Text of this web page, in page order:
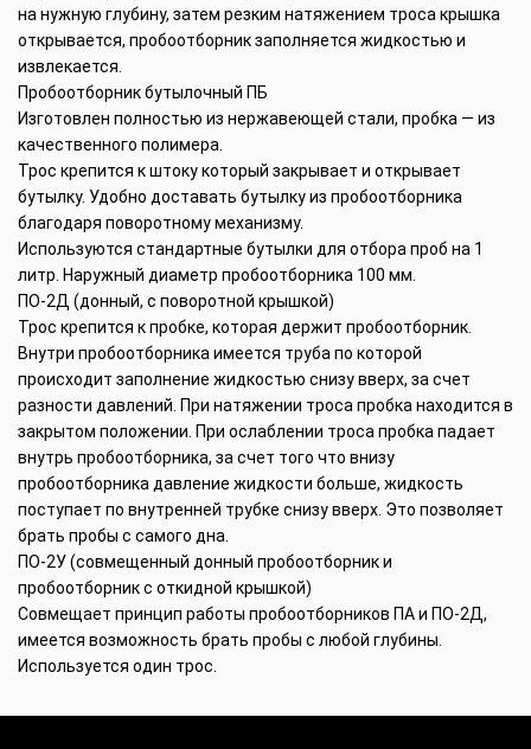
на нужную глубину, затем резким натяжением троса крышка
открывается, пробоотборник заполняется жидкостью и
извлекается.
Пробоотборник бутылочный ПБ
Изготовлен полностью из нержавеющей стали, пробка — из
качественного полимера.
Трос крепится к штоку который закрывает и открывает
бутылку. Удобно доставать бутылку из пробоотборника
благодаря поворотному механизму.
Используются стандартные бутылки для отбора проб на 1
литр. Наружный диаметр пробоотборника 100 мм.
ПО-2Д (донный, с поворотной крышкой)
Трос крепится к пробке, которая держит пробоотборник.
Внутри пробоотборника имеется труба по которой
происходит заполнение жидкостью снизу вверх, за счет
разности давлений. При натяжении троса пробка находится в
закрытом положении. При ослаблении троса пробка падает
внутрь пробоотборника, за счет того что внизу
пробоотборника давление жидкости больше, жидкость
поступает по внутренней трубке снизу вверх. Это позволяет
брать пробы с самого дна.
ПО-2У (совмещенный донный пробоотборник и
пробоотборник с откидной крышкой)
Совмещает принцип работы пробоотборников ПА и ПО-2Д,
имеется возможность брать пробы с любой глубины.
Используется один трос.